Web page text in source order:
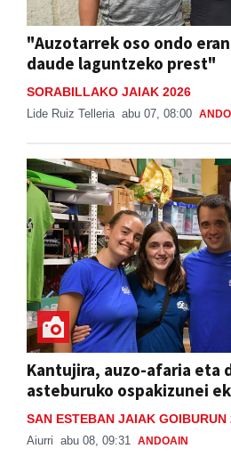
"Auzotarrek oso ondo
daude laguntzeko prest"
SORABILLAKO JAIAK 2026
Lide Ruiz Telleria abu 07, 08:00
Kantujira, auzo-afaria eta
asteburuko ospakizunei
SAN ESTEBAN JAIAK GOIBURUN
Aiurri abu 08, 09:31 ANDOAIN